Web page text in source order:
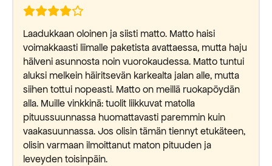
Laadukkaan oloinen ja siisti matto. Matto haisi
voimakkaasti liimalle paketista avattaessa, mutta haju
hälveni asunnosta noin vuorokaudessa. Matto tuntui
aluksi melkein häiritsevän karkealta jalan alle, mutta
siihen tottui nopeasti. Matto on meillä ruokapöydän
alla. Muille vinkkinä: tuolit liikkuvat matolla
pituussuunnassa huomattavasti paremmin kuin
vaakasuunnassa. Jos olisin tämän tiennyt etukäteen,
olisin varmaan ilmoittanut maton pituuden ja
leveyden toisinpäin.